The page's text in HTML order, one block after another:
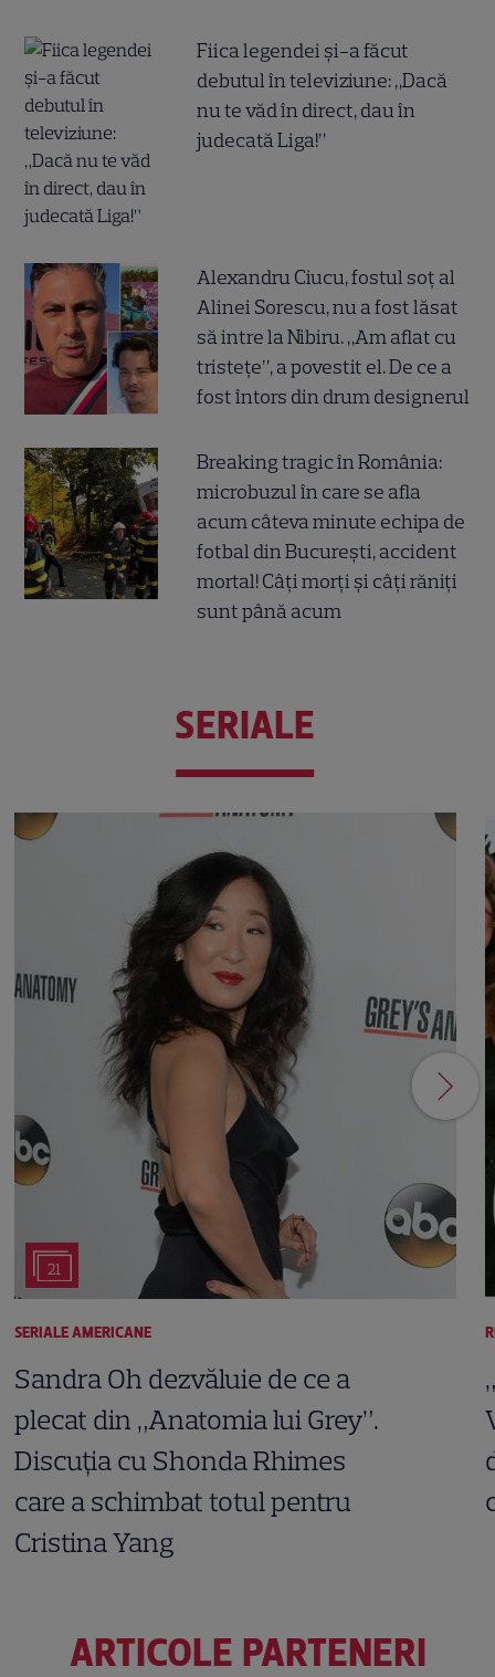
Fiica legendei și-a făcut
debutul în televiziune: „Dacă
nu te văd în direct, dau în
judecată Liga!”
Alexandru Ciucu, fostul soț al
Alinei Sorescu, nu a fost lăsat
să intre la Nibiru. „Am aflat cu
tristețe”, a povestit el. De ce a
fost întors din drum designerul
Breaking tragic în România:
microbuzul în care se afla
acum câteva minute echipa de
fotbal din București, accident
mortal! Câți morți și câți răniți
sunt până acum
SERIALE
21
SERIALE AMERICANE
Sandra Oh dezvăluie de ce a
plecat din „Anatomia lui Grey”.
Discuția cu Shonda Rhimes
care a schimbat totul pentru
Cristina Yang
ARTICOLE PARTENERI